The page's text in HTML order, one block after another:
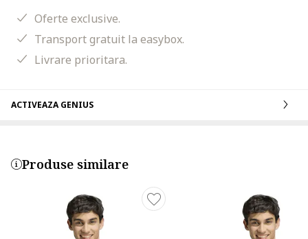
Oferte exclusive.
Transport gratuit la easybox.
Livrare prioritara.
ACTIVEAZA GENIUS
Produse similare